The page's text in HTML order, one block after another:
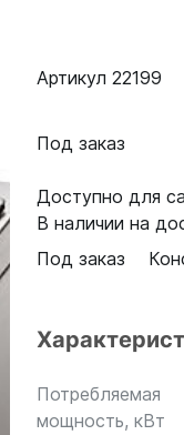
Артикул 22199
Под заказ
Доступно для
В наличии на
Под заказ
Потребляемая
мощность, кВт